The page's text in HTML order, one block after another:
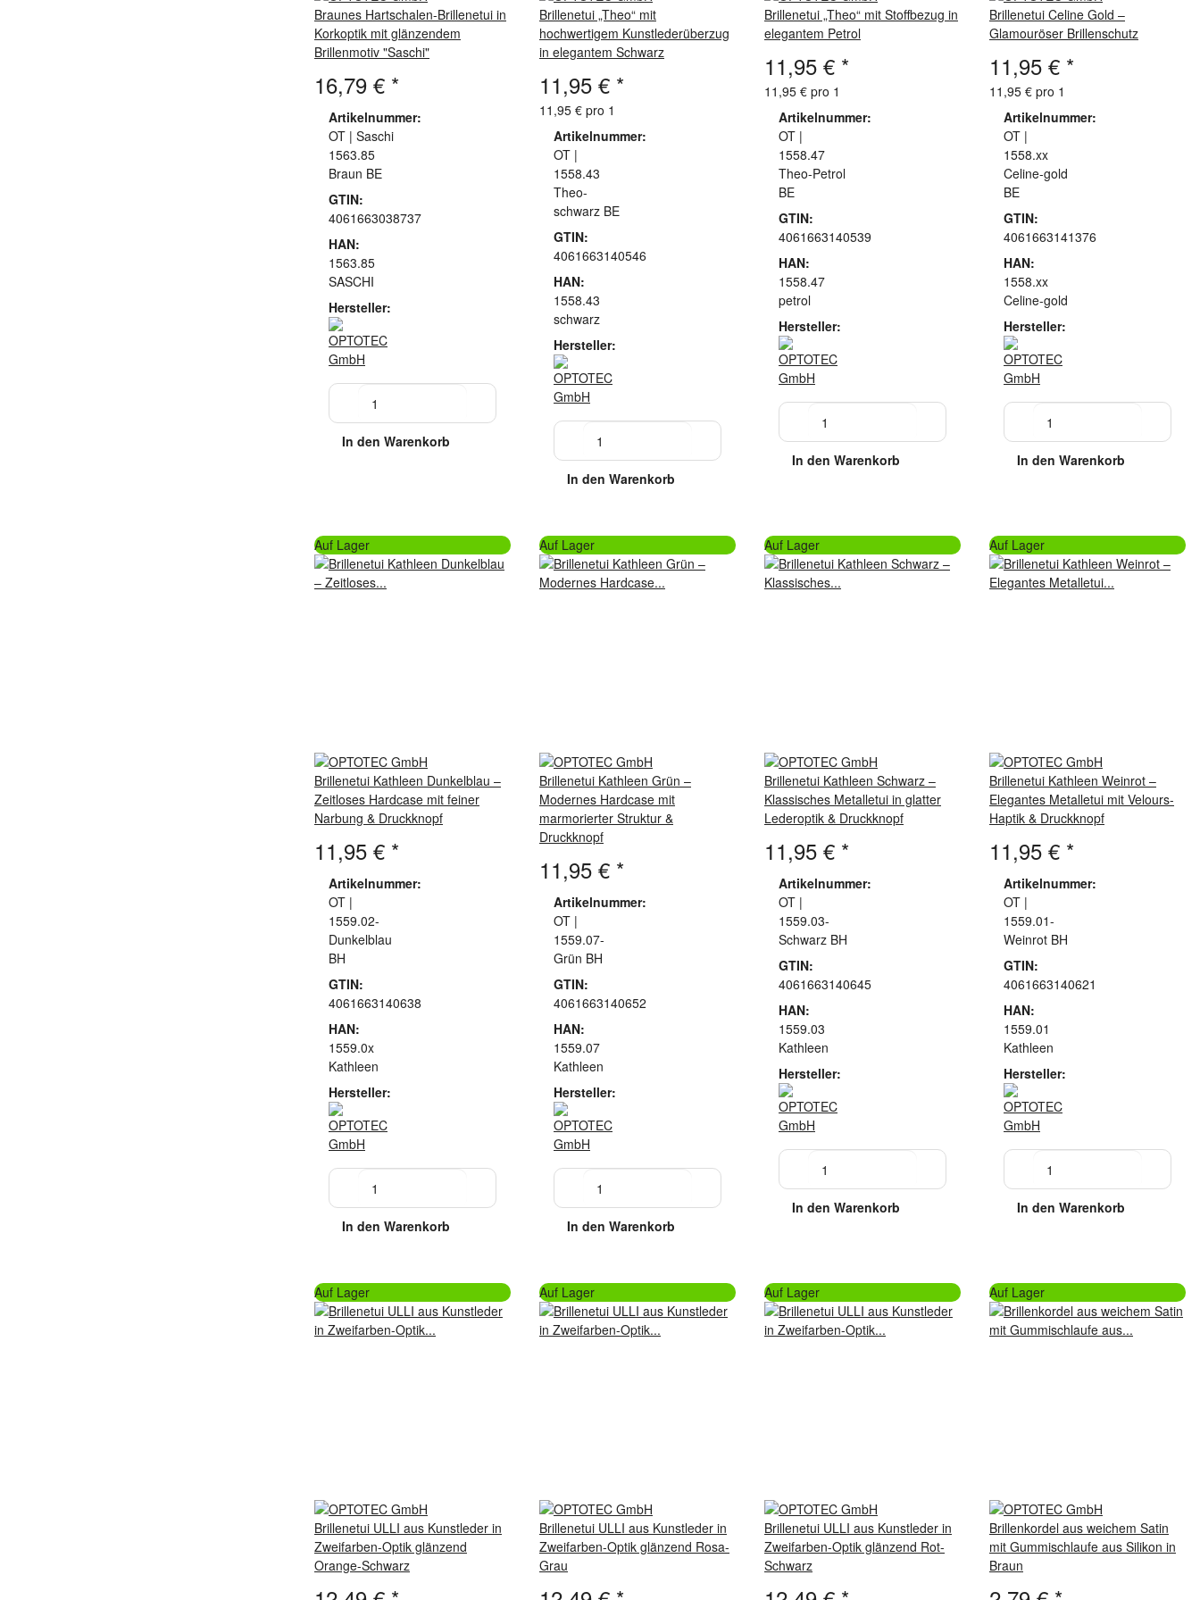
Braunes Hartschalen-Brillenetui in
Korkoptik mit glänzendem
Brillenmotiv "Saschi"
16,79 € *
Artikelnummer:
OT | Saschi
1563.85
Braun BE
GTIN:
4061663038737
HAN:
1563.85
SASCHI
Hersteller:
In den Warenkorb
Brillenetui „Theo“ mit
hochwertigem Kunstlederüberzug
in elegantem Schwarz
11,95 € *
11,95 € pro 1
Artikelnummer:
OT |
1558.43
Theo-
schwarz BE
GTIN:
4061663140546
HAN:
1558.43
schwarz
Hersteller:
In den Warenkorb
Brillenetui „Theo“ mit Stoffbezug in
elegantem Petrol
11,95 € *
11,95 € pro 1
Artikelnummer:
OT |
1558.47
Theo-Petrol
BE
GTIN:
4061663140539
HAN:
1558.47
petrol
Hersteller:
In den Warenkorb
Brillenetui Celine Gold –
Glamouröser Brillenschutz
11,95 € *
11,95 € pro 1
Artikelnummer:
OT |
1558.xx
Celine-gold
BE
GTIN:
4061663141376
HAN:
1558.xx
Celine-gold
Hersteller:
In den Warenkorb
Auf Lager
Brillenetui Kathleen Dunkelblau –
Zeitloses Hardcase mit feiner
Narbung & Druckknopf
11,95 € *
Artikelnummer:
OT |
1559.02-
Dunkelblau
BH
GTIN:
4061663140638
HAN:
1559.0x
Kathleen
Hersteller:
In den Warenkorb
Auf Lager
Brillenetui Kathleen Grün –
Modernes Hardcase mit
marmorierter Struktur &
Druckknopf
11,95 € *
Artikelnummer:
OT |
1559.07-
Grün BH
GTIN:
4061663140652
HAN:
1559.07
Kathleen
Hersteller:
In den Warenkorb
Auf Lager
Brillenetui Kathleen Schwarz –
Klassisches Metalletui in glatter
Lederoptik & Druckknopf
11,95 € *
Artikelnummer:
OT |
1559.03-
Schwarz BH
GTIN:
4061663140645
HAN:
1559.03
Kathleen
Hersteller:
In den Warenkorb
Auf Lager
Brillenetui Kathleen Weinrot –
Elegantes Metalletui mit Velours-
Haptik & Druckknopf
11,95 € *
Artikelnummer:
OT |
1559.01-
Weinrot BH
GTIN:
4061663140621
HAN:
1559.01
Kathleen
Hersteller:
In den Warenkorb
Auf Lager
Brillenetui ULLI aus Kunstleder in
Zweifarben-Optik glänzend
Orange-Schwarz
Auf Lager
Brillenetui ULLI aus Kunstleder in
Zweifarben-Optik glänzend Rosa-
Grau
Auf Lager
Brillenetui ULLI aus Kunstleder in
Zweifarben-Optik glänzend Rot-
Schwarz
Auf Lager
Brillenkordel aus weichem Satin
mit Gummischlaufe aus Silikon in
Braun